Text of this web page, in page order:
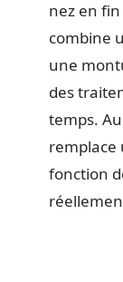
nez en fin
combine
une
des
temps.
remplace
fonction